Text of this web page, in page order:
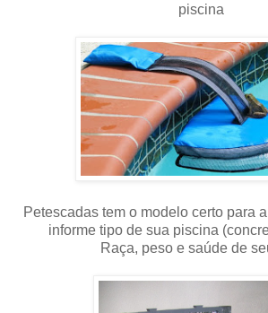
piscina
Petescadas tem o modelo certo para
informe tipo de sua piscina
Raça, peso e saúde de